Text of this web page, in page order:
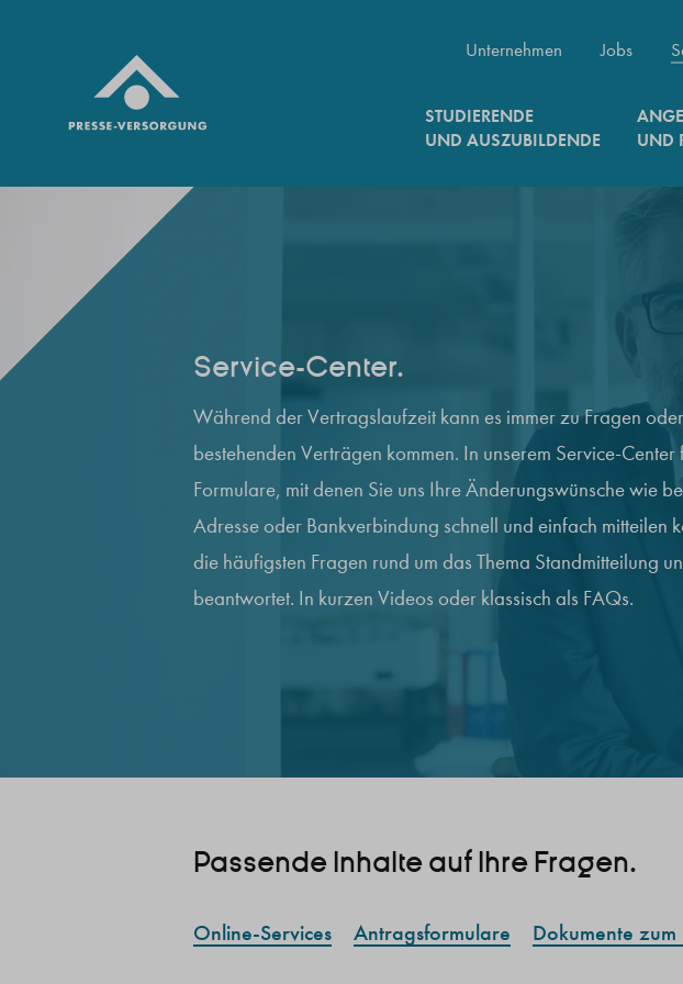
Zum Inhalt springen
STUDIERENDE
UND AUSZUBILDENDE
UND
Unternehmen Jobs
Service-Center.
Während der Vertragslaufzeit kann es immer zu Fragen
bestehenden Verträgen kommen. In unserem Service-
Formulare, mit denen Sie uns Ihre Änderungswünsche wie
Adresse oder Bankverbindung schnell und einfach mitteilen
die häufigsten Fragen rund um das Thema Standmitteilung
beantwortet. In kurzen Videos oder klassisch als FAQs.
Passende Inhalte auf Ihre Fragen.
Online-Services Antragsformulare Dokumente